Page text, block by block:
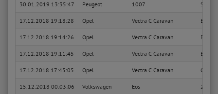
30.01.2019 13:35:47 Peugeot 1007 Sport
17.12.2018 19:18:28 Opel Vectra C Caravan Basis
17.12.2018 19:14:26 Opel Vectra C Caravan Basis
17.12.2018 19:11:45 Opel Vectra C Caravan
17.12.2018 17:45:05 Opel Vectra C Caravan Cosmo
15.12.2018 00:03:06 Volkswagen Eos 2.0